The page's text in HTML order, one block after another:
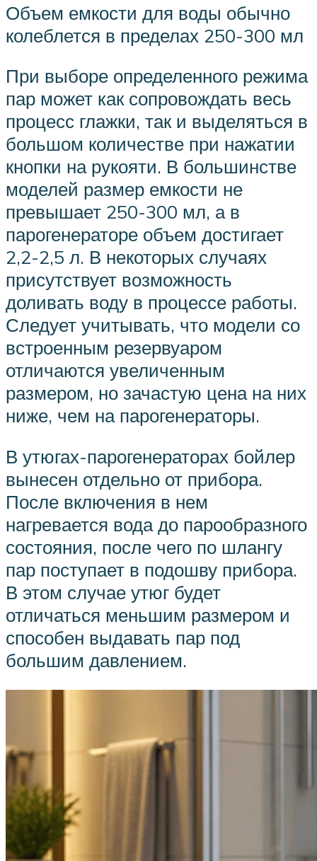
Объем емкости для воды обычно
колеблется в пределах 250-300 мл
При выборе определенного режима
пар может как сопровождать весь
процесс глажки, так и выделяться в
большом количестве при нажатии
кнопки на рукояти. В большинстве
моделей размер емкости не
превышает 250-300 мл, а в
парогенераторе объем достигает
2,2-2,5 л. В некоторых случаях
присутствует возможность
доливать воду в процессе работы.
Следует учитывать, что модели со
встроенным резервуаром
отличаются увеличенным
размером, но зачастую цена на них
ниже, чем на парогенераторы.
В утюгах-парогенераторах бойлер
вынесен отдельно от прибора.
После включения в нем
нагревается вода до парообразного
состояния, после чего по шлангу
пар поступает в подошву прибора.
В этом случае утюг будет
отличаться меньшим размером и
способен выдавать пар под
большим давлением.